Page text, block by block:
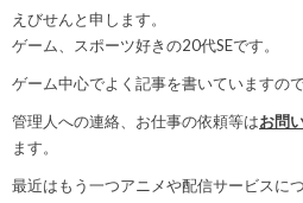
えびせんと申します。
ゲーム、スポーツ好きの20代SEです。
ゲーム中心でよく記事を書いていますの
管理人への連絡、お仕事の依頼等はお問
ます。
最近はもう一つアニメや配信サービスに